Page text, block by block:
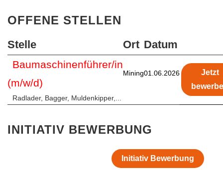
OFFENE STELLEN
Stelle Ort Datum
Baumaschinenführer/in
(m/w/d)
Mining01.06.2026
Jetzt
Radlader, Bagger, Muldenkipper,...
INITIATIV BEWERBUNG
Initiativ Bewerbung